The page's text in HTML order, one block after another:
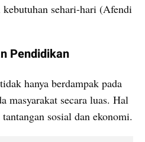
sehari-hari (Afendi
Pendidikan
hanya berdampak pada
masyarakat secara luas. Hal
sosial dan ekonomi.